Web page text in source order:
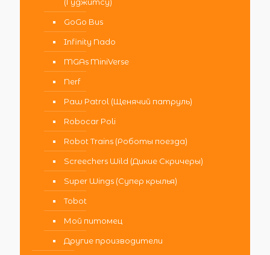
GoGo Bus
Infinity Nado
MGAs MiniVerse
Nerf
Paw Patrol (Щенячий патруль)
Robocar Poli
Robot Trains (Роботы поезда)
Screechers Wild (Дикие Скричеры)
Super Wings (Супер крылья)
Tobot
Мой питомец
Другие производители